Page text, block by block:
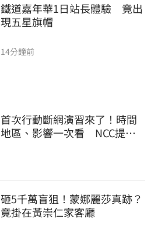
鐵道嘉年華1日站長體驗　竟出
現五星旗帽
14分鐘前
首次行動斷網演習來了！時間
地區、影響一次看 NCC提醒
砸5千萬盲狙！蒙娜麗莎真跡？
竟掛在黃崇仁家客廳